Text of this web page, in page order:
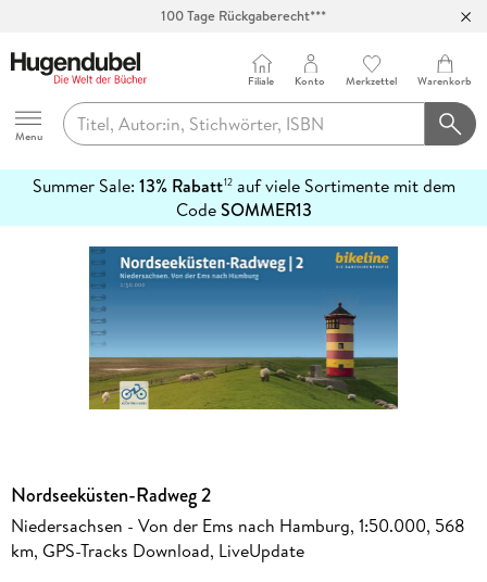
100 Tage Rückgaberecht***
Hugendubel
Menu
Filiale Konto Merkzettel Warenkorb
Summer Sale: 13% Rabatt12auf viele Sortimente mit dem
CodeSOMMER13
erfahren
Nordseeküsten-Radweg 2
Niedersachsen - Von der Ems nach Hamburg, 1:50.000, 568
km, GPS-Tracks Download, LiveUpdate